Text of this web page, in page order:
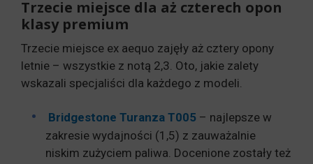
Trzecie miejsce dla aż czterech opon
klasy premium
Trzecie miejsce ex aequo zajęły aż cztery opony
letnie – wszystkie z notą 2,3. Oto, jakie zalety
wskazali specjaliści dla każdego z modeli.
Bridgestone Turanza T005 – najlepsze w
zakresie wydajności (1,5) z zauważalnie
niskim zużyciem paliwa. Docenione zostały też